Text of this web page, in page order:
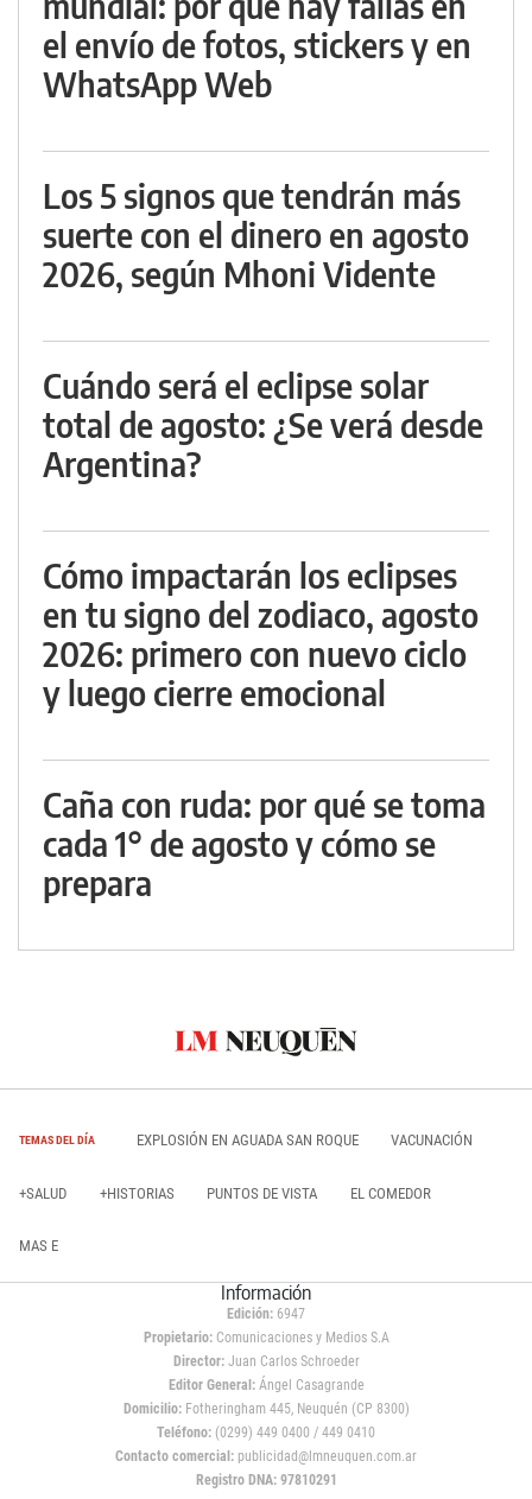
el envío de fotos, stickers y en
WhatsApp Web
Los 5 signos que tendrán más
suerte con el dinero en agosto
2026, según Mhoni Vidente
Cuándo será el eclipse solar
total de agosto: ¿Se verá desde
Argentina?
Cómo impactarán los eclipses
en tu signo del zodiaco, agosto
2026: primero con nuevo ciclo
y luego cierre emocional
Caña con ruda: por qué se toma
cada 1° de agosto y cómo se
prepara
TEMAS DEL DÍA EXPLOSIÓN EN AGUADA SAN ROQUE VACUNACIÓN
+SALUD +HISTORIAS PUNTOS DE VISTA EL COMEDOR
MAS E
Información
Edición: 6947
Propietario:Comunicaciones y Medios S.A
Director: Juan Carlos Schroeder
Editor General:Ángel Casagrande
Domicilio:Fotheringham 445, Neuquén (CP 8300)
Teléfono: (0299) 449 0400 / 449 0410
Contacto comercial: publicidad@lmneuquen.com.ar
Registro DNA: 97810291